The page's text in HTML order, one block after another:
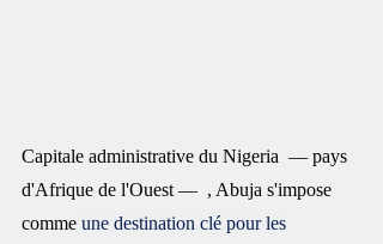
Capitale administrative du Nigeria  — pays
d'Afrique de l'Ouest —  , Abuja s'impose
comme une destination clé pour les